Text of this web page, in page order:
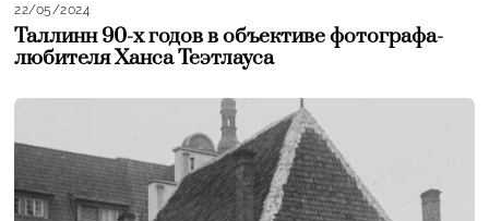
22/05/2024
Таллинн 90-х годов в объективе фотографа-
любителя Ханса Теэтлауса